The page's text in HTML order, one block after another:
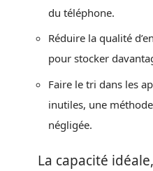
du téléphone.
Réduire la qualité
pour stocker
Faire le tri dans les
inutiles, une
négligée.
La capacité